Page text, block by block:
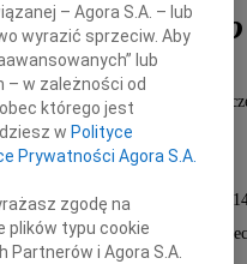
Honczarenko
Akademii Morskiej w
odbędzie się 16 września
Cmentarzu Centralnym w
– Agora S.A. – lub
wyrazić sprzeciw. Aby
lub
w zależności od
którego jest
w Polityce
Prywatności Agora S.A.
zgodę na
plików typu cookie
Partnerów i Agora S.A.